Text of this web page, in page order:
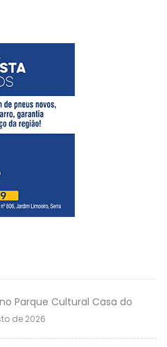
Parque Cultural Casa do
de 2026